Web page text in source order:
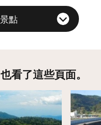
點
看了這些頁面。
詳情